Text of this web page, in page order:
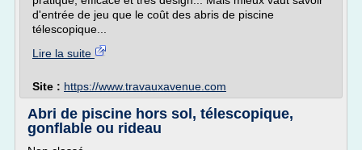
d'entrée de jeu que le coût des abris de piscine
télescopique...
Lire la suite
Site : https://www.travauxavenue.com
Abri de piscine hors sol, télescopique,
gonflable ou rideau